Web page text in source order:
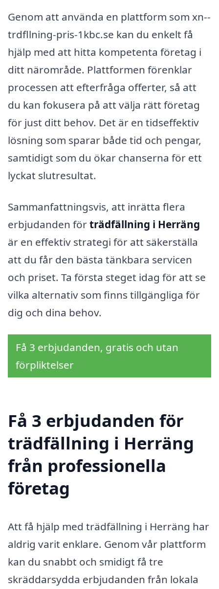
Genom att använda en plattform som xn--
trdfllning-pris-1kbc.se kan du enkelt få
hjälp med att hitta kompetenta företag i
ditt närområde. Plattformen förenklar
processen att efterfråga offerter, så att
du kan fokusera på att välja rätt företag
för just ditt behov. Det är en tidseffektiv
lösning som sparar både tid och pengar,
samtidigt som du ökar chanserna för ett
lyckat slutresultat.
Sammanfattningsvis, att inrätta flera
erbjudanden förträdfällning i Herräng
är en effektiv strategi för att säkerställa
att du får den bästa tänkbara servicen
och priset. Ta första steget idag för att se
vilka alternativ som finns tillgängliga för
dig och dina behov.
Få 3 erbjudanden, gratis och utan
förpliktelser
Få 3 erbjudanden för
trädfällning i Herräng
från professionella
företag
Att få hjälp med trädfällning i Herräng har
aldrig varit enklare. Genom vår plattform
kan du snabbt och smidigt få tre
skräddarsydda erbjudanden från lokala